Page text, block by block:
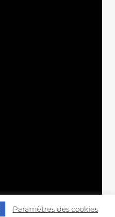
Paramètres des cookies